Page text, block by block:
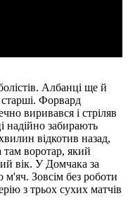
Албанці ще й
старші. Форвард
виривався і стріляв
надійно забирають
відкотив назад,
там воротар, який
вік. У Домчака за
Зовсім без роботи
з трьох сухих матчів